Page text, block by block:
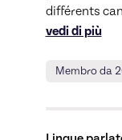
différents
vedi di più
Membro da